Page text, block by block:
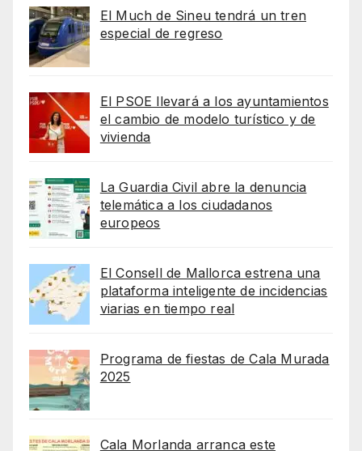
El Much de Sineu tendrá un tren
especial de regreso
El PSOE llevará a los ayuntamientos
el cambio de modelo turístico y de
vivienda
La Guardia Civil abre la denuncia
telemática a los ciudadanos
europeos
El Consell de Mallorca estrena una
plataforma inteligente de incidencias
viarias en tiempo real
Programa de fiestas de Cala Murada
2025
Cala Morlanda arranca este